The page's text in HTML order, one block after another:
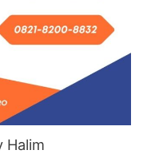
Halim